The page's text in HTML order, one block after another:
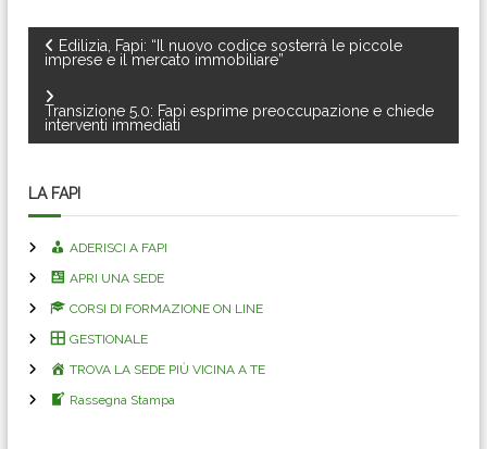
N
a
v
i
g
a
z
i
Edilizia, Fapi: “Il nuovo codice sosterrà le piccole
imprese e il mercato immobiliare”
Transizione 5.0: Fapi esprime preoccupazione e chiede
interventi immediati
LA FAPI
ADERISCI A FAPI
APRI UNA SEDE
CORSI DI FORMAZIONE ON LINE
GESTIONALE
TROVA LA SEDE PIÙ VICINA A TE
Rassegna Stampa